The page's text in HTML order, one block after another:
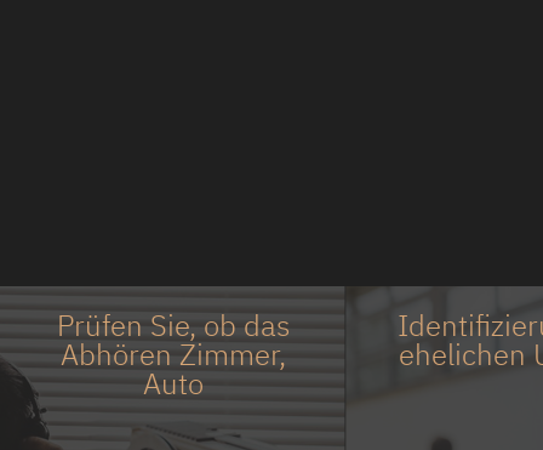
Prüfen Sie, ob das
Abhören Zimmer,
Auto
ehelichen